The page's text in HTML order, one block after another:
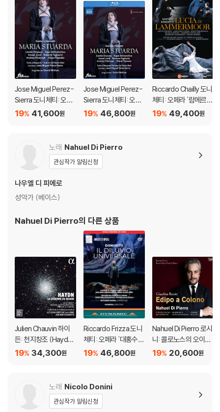
노아에게 고백한다. 카드모의 부하들이 방주를 불태우려 하자 셀라는 남편
에게 돌아가 설득할 것을 결심한다. 한편 셀라의 오랜 친구인 아다는 카드
모를 사랑한 나머지 셀라가 종교적 이유가 아니라 노아의 장남과 불륜에
빠졌기 때문에 개종한 것이라고 모함한다. 노아는 신의 분노를 거스르지
말라고 경고하지만 카드모는 방주를 파괴하고자 접근해 노아 부자와 셀라
를 체포한다. 카드모는 아내에게 사형을 선고하고 아다와 결혼을 약속한
다. 셀라는 저지르지도 않은 배신을 인정하고 마지막으로 아들을 포옹할
수 있게 해달라고 부탁하지만 카드모는 아들에게도 어미의 죄상을 밝히겠
다며 차갑게 대한다. 셀라는 방주에 갇힌 노아에게 카드모가 그들 모두를
죽이기로 결정했다는 소식을 전하고 노아는 대홍수의 임박을 예고한다. 결
의했다가 번개에 맞아 쓰러지고 대홍수로 갑자기 물이 불어난다. 풍랑이
가라앉은 후 소수의 생존자들만이 산 정상에 모여든다.
DVD/ Blu-ray 구매시 참고 사항 안내드립니다.
1) 4K UHD 디스크는 대용량의 데이터 전송이 필요하므로 4K전용 플레
이어를 사용하셔야 합니다. 더불어 플레이어 소프트웨어 최신 버전의 업데
이트, 대용량 케이블 사용이 필수입니다.
2) 3D 블루레이는 전용 플레이어와 3D 지원 TV를 통해서만 재생 가능합
니다.
※ 아웃케이스/구성품/포장 상태
1) 제작/배송 과정에서 경미한 아웃케이스 주름, 모서리 눌림 및 갈라짐이
발생할 수 있습니다. 반품을 원하실 경우 미개봉 상태로 문의 부탁드립니
2) 스틸북 케이스 제작 과정에서 기포 혹은 경미한 인쇄 오류가 발생할 수
있습니다.
3) 렌티큘러 스틸북의 경우, 보호필름이 붙어 판매되기도 합니다. 보호필
4) 본품 보호를 위해 노란색의 카톤 박스로 재포장한 경우, 카톤박스 손상
에 의한 교환/반품은 불가합니다.
5) 아웃케이스/구성품/포장 상태 불량에 의한 교환/반품 신청시 불량 확
Jose Miguel Perez-
Sierra 도니체티: 오페
라 `마리아 스투아르다`
41,600원
19%
Jose Miguel Perez-
Sierra 도니체티: 오페
라 `마리아 스투아르다`
46,800원
19%
Riccardo Chailly 도니
체티: 오페라 `람메르모
르의 루치아` (Donizet
49,400원
19%
노래 Nahuel Di Pierro
관심작가 알림신청
나우엘 디 피에로
성악가 (베이스)
Nahuel Di Pierro의 다른 상품
Julien Chauvin 하이
든: 천지창조 (Haydn:
La Creation du mon
34,300원
19%
Riccardo Frizza 도니
체티: 오페라 `대홍수`
(Donizetti: Il Diluvio
46,800원
19%
Nahuel Di Pierro 로시
니: 콜로노스의 오이디
푸스 (Gioachino Ros
20,600원
19%
노래 Nicolo Donini
관심작가 알림신청